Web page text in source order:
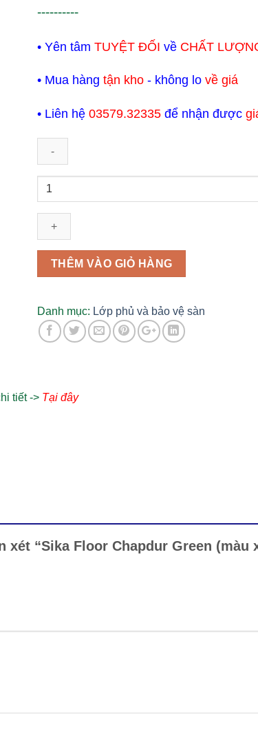
----------
• Yên tâm TUYỆT ĐỐI về CHẤT
• Mua hàng tận kho - không lo về giá
• Liên hệ 03579.32335 để nhận được
Sika
Chapdur
Green
xanh)
Phụ
tăng
cứng
sàn
lượng
THÊM VÀO GIỎ HÀNG
Danh mục: Lớp phủ và bảo vệ sàn
tiết -> Tại đây
xét “Sika Floor Chapdur Green